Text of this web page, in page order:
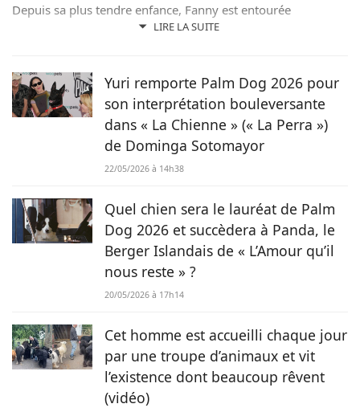
LIRE LA SUITE
Depuis sa plus tendre enfance, Fanny est entourée
d'animaux. Elle partage son quotidien avec un chat nommé
magazine Chien.fr pour partager sa passion des animaux au
plus grand nombre.
Yuri remporte Palm Dog 2026 pour
son interprétation bouleversante
dans « La Chienne » (« La Perra »)
de Dominga Sotomayor
22/05/2026 à 14h38
Quel chien sera le lauréat de Palm
Dog 2026 et succèdera à Panda, le
Berger Islandais de « L’Amour qu’il
nous reste » ?
20/05/2026 à 17h14
Cet homme est accueilli chaque jour
par une troupe d’animaux et vit
l’existence dont beaucoup rêvent
(vidéo)